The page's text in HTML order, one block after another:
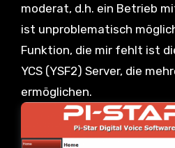
moderat, d.h. ein Betrieb
ist unproblematisch
Funktion, die mir fehlt ist
YCS (YSF2) Server, die
ermöglichen.